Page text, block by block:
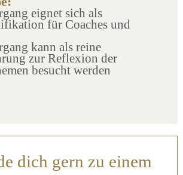
eignet sich als
für Coaches und
kann als reine
zur Reflexion der
besucht werden
dich gern zu einem